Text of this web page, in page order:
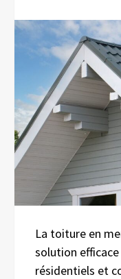
La toiture en
solution
résidentiels et